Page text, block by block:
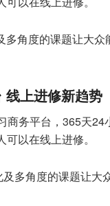
多角度的课题让大
线上进修新趋势
商务平台，365天
以在线上进修。
多角度的课题让